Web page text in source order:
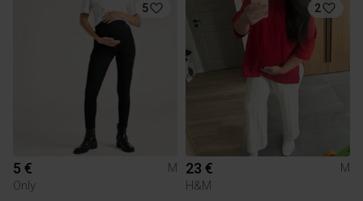
5
5 €
M
Only
2
23 €
M
H&M